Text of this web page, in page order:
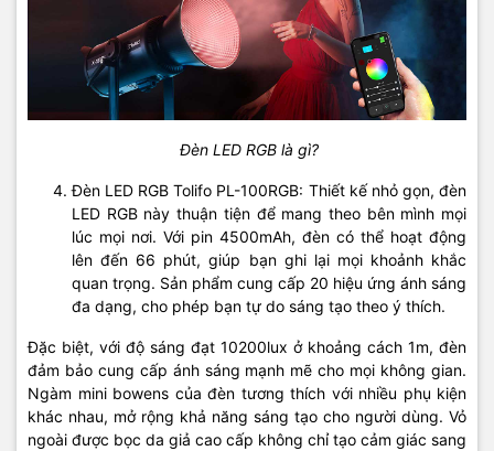
Đèn LED RGB là gì?
Đèn LED RGB Tolifo PL-100RGB: Thiết kế nhỏ gọn, đèn
LED RGB này thuận tiện để mang theo bên mình mọi
lúc mọi nơi. Với pin 4500mAh, đèn có thể hoạt động
lên đến 66 phút, giúp bạn ghi lại mọi khoảnh khắc
quan trọng. Sản phẩm cung cấp 20 hiệu ứng ánh sáng
đa dạng, cho phép bạn tự do sáng tạo theo ý thích.
Đặc biệt, với độ sáng đạt 10200lux ở khoảng cách 1m, đèn
đảm bảo cung cấp ánh sáng mạnh mẽ cho mọi không gian.
Ngàm mini bowens của đèn tương thích với nhiều phụ kiện
khác nhau, mở rộng khả năng sáng tạo cho người dùng. Vỏ
ngoài được bọc da giả cao cấp không chỉ tạo cảm giác sang